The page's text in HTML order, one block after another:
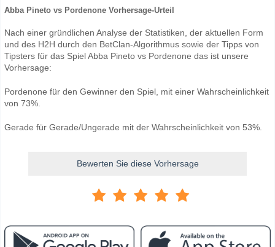
Abba Pineto vs Pordenone Vorhersage-Urteil
Nach einer gründlichen Analyse der Statistiken, der aktuellen Form
und des H2H durch den BetClan-Algorithmus sowie der Tipps von
Tipsters für das Spiel Abba Pineto vs Pordenone das ist unsere
Vorhersage:
Pordenone für den Gewinner den Spiel, mit einer Wahrscheinlichkeit
von 73%.
Gerade für Gerade/Ungerade mit der Wahrscheinlichkeit von 53%.
Bewerten Sie diese Vorhersage